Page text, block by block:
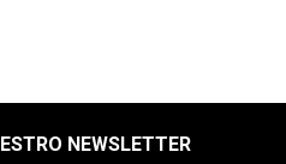
NEWSLETTER